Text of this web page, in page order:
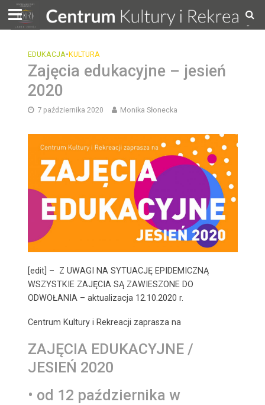
EDUKACJA•KULTURA
Zajęcia edukacyjne – jesień
2020
7 października 2020 Monika Słonecka
[edit] – Z UWAGI NA SYTUACJĘ EPIDEMICZNĄ
WSZYSTKIE ZAJĘCIA SĄ ZAWIESZONE DO
ODWOŁANIA – aktualizacja 12.10.2020 r.
Centrum Kultury i Rekreacji zaprasza na
ZAJĘCIA EDUKACYJNE /
JESIEŃ 2020
• od 12 października w